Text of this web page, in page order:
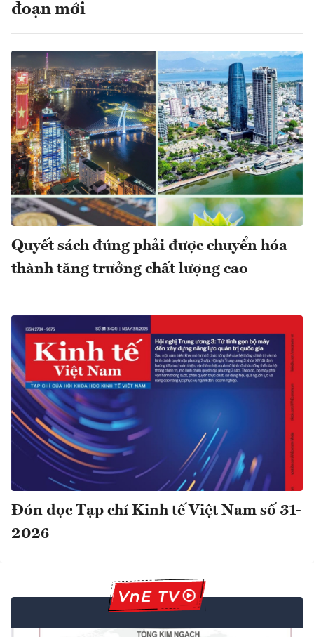
đoạn mới
Quyết sách đúng phải được chuyển hóa
thành tăng trưởng chất lượng cao
Đón đọc Tạp chí Kinh tế Việt Nam số 31-
2026